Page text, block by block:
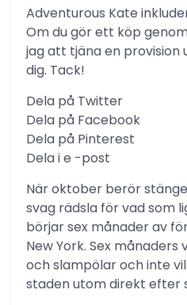
Adventurous Kate
Om du gör ett köp
jag att tjäna en
dig. Tack!
Dela på Twitter
Dela på Facebook
Dela på Pinterest
Dela i e -post
När oktober berör
svag rädsla för vad som
börjar sex månader av
New York. Sex
och slampölar och inte
staden utom direkt efter